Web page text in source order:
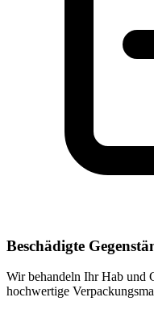
Beschädigte
Wir behandeln Ihr Hab und
hochwertige